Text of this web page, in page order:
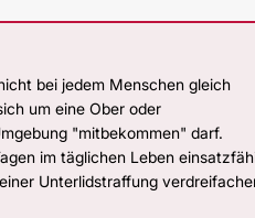
bei jedem Menschen gleich
um eine Ober oder
"mitbekommen" darf.
im täglichen Leben
Unterlidstraffung